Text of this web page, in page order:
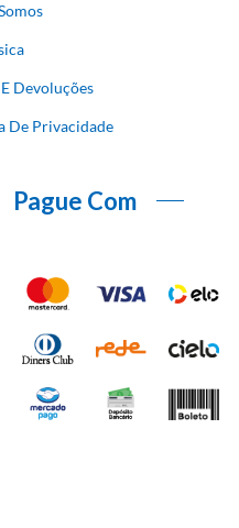
Devoluções
De Privacidade
Pague Com